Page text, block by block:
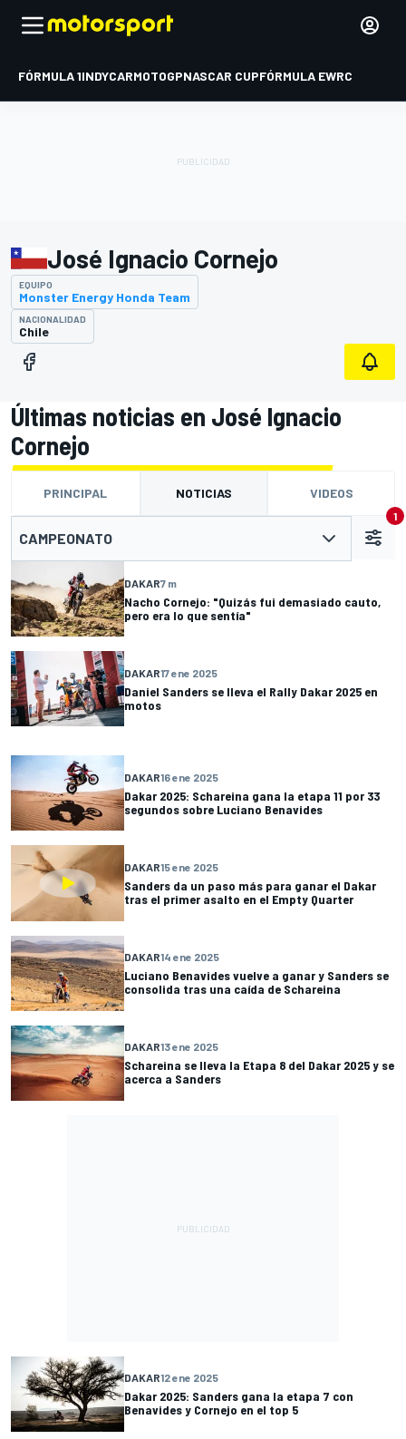
FÓRMULA 1INDYCARMOTOGPNASCAR CUPFÓRMULA EWRC
José Ignacio Cornejo
EQUIPO
Monster Energy Honda Team
NACIONALIDAD
Chile
Últimas noticias en José Ignacio
Cornejo
PRINCIPAL NOTICIAS VIDEOS
CAMPEONATO
1
DAKAR7 m
Nacho Cornejo: "Quizás fui demasiado cauto,
pero era lo que sentía"
DAKAR17 ene 2025
Daniel Sanders se lleva el Rally Dakar 2025 en
motos
DAKAR16 ene 2025
Dakar 2025: Schareina gana la etapa 11 por 33
segundos sobre Luciano Benavides
DAKAR15 ene 2025
Sanders da un paso más para ganar el Dakar
tras el primer asalto en el Empty Quarter
DAKAR14 ene 2025
Luciano Benavides vuelve a ganar y Sanders se
consolida tras una caída de Schareina
DAKAR13 ene 2025
Schareina se lleva la Etapa 8 del Dakar 2025 y se
acerca a Sanders
DAKAR12 ene 2025
Dakar 2025: Sanders gana la etapa 7 con
Benavides y Cornejo en el top 5